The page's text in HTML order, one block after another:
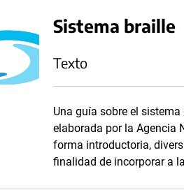
Sistema braille
Texto
Una guía sobre el
elaborada por la Agencia
forma introductoria,
finalidad de incorporar a